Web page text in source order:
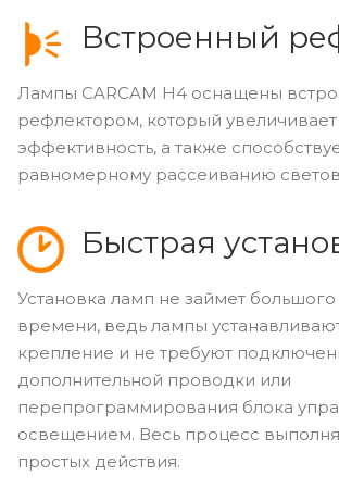
Встроенный
Лампы CARCAM Н4 оснащены
рефлектором, который увеличивает
эффективность, а также
равномерному рассеиванию
Быстрая
Установка ламп не займет большого
времени, ведь лампы
крепление и не требуют
дополнительной проводки или
перепрограммирования блока
освещением. Весь процесс
простых действия.